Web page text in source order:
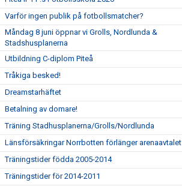
Varför ingen publik på fotbollsmatcher?
Måndag 8 juni öppnar vi Grolls, Nordlunda &
Stadshusplanerna
Utbildning C-diplom Piteå
Tråkiga besked!
Dreamstarhäftet
Betalning av domare!
Träning Stadhusplanerna/Grolls/Nordlunda
Länsförsäkringar Norrbotten förlänger arenaavtalet
Träningstider födda 2005-2014
Träningstider för 2014-2011